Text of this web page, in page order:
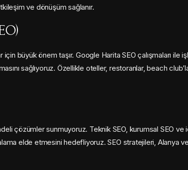
ve dönüşüm sağlanır.
için büyük önem taşır. Google Harita SEO çalışmaları ile
sağlıyoruz. Özellikle oteller, restoranlar, beach
çözümler sunmuyoruz. Teknik SEO, kurumsal SEO
elde etmesini hedefliyoruz. SEO stratejileri, Alanya